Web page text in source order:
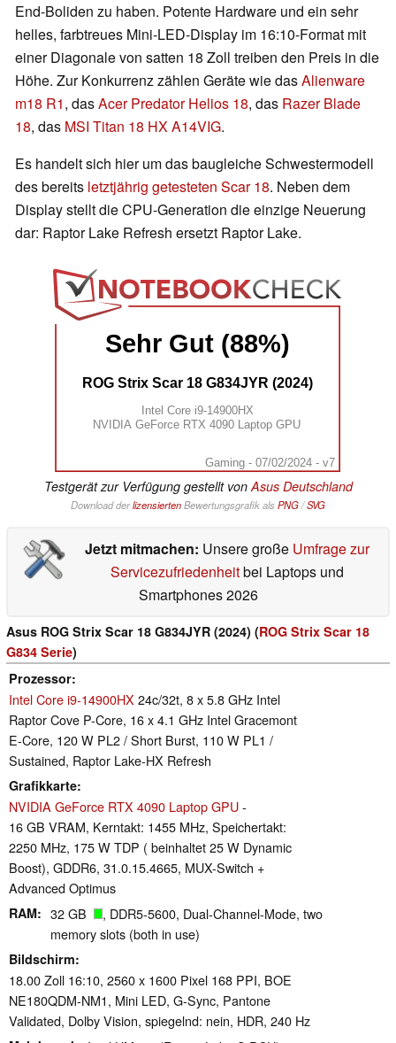
End-Boliden zu haben. Potente Hardware und ein sehr
helles, farbtreues Mini-LED-Display im 16:10-Format mit
einer Diagonale von satten 18 Zoll treiben den Preis in die
Höhe. Zur Konkurrenz zählen Geräte wie dasAlienware
m18 R1, dasAcer Predator Helios 18, das Razer Blade
18, das MSI Titan 18 HX A14VIG.
Es handelt sich hier um das baugleiche Schwestermodell
des bereits letztjährig getesteten Scar 18. Neben dem
Display stellt die CPU-Generation die einzige Neuerung
dar: Raptor Lake Refresh ersetzt Raptor Lake.
Sehr Gut (88%)
ROG Strix Scar 18 G834JYR (2024)
Intel Core i9-14900HX
NVIDIA GeForce RTX 4090 Laptop GPU
Gaming - 07/02/2024 - v7
Testgerät zur Verfügung gestellt von Asus Deutschland
Download derlizensiertenBewertungsgrafik als PNG/SVG
Jetzt mitmachen: Unsere große Umfrage zur
Servicezufriedenheitbei Laptops und
Smartphones 2026
Asus ROG Strix Scar 18 G834JYR (2024) (ROG Strix Scar 18
G834 Serie)
Prozessor
Intel Core i9-14900HX 24c/32t, 8 x 5.8 GHz Intel
Raptor Cove P-Core, 16 x 4.1 GHz Intel Gracemont
E-Core, 120 W PL2 / Short Burst, 110 W PL1 /
Sustained, Raptor Lake-HX Refresh
Grafikkarte
NVIDIA GeForce RTX 4090 Laptop GPU-
16 GB VRAM, Kerntakt: 1455 MHz, Speichertakt:
2250 MHz, 175 W TDP ( beinhaltet 25 W Dynamic
Boost), GDDR6, 31.0.15.4665, MUX-Switch +
Advanced Optimus
RAM 32 GB
, DDR5-5600, Dual-Channel-Mode, two
memory slots (both in use)
Bildschirm
18.00 Zoll 16:10, 2560 x 1600 Pixel 168 PPI, BOE
NE180QDM-NM1, Mini LED, G-Sync, Pantone
Validated, Dolby Vision, spiegelnd: nein, HDR, 240 Hz